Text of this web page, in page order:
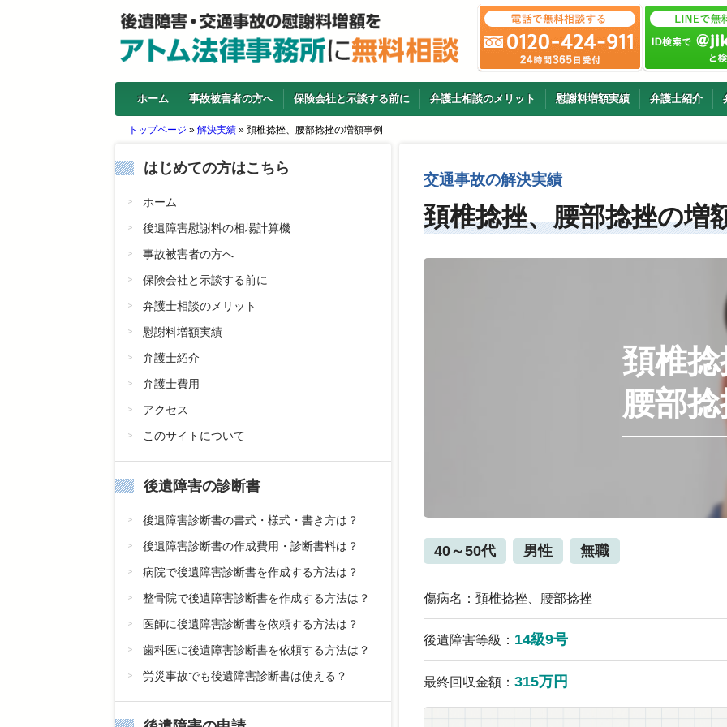
ホーム 事故被害者の方へ 保険会社と示談する前に 弁護士相談のメリット 慰謝料増額実績 弁護士紹介
トップページ » 解決実績» 頚椎捻挫、腰部捻挫の増額事例
交通事故の解決実績
頚椎捻挫、腰部捻挫の増
頚椎捻
腰部
40～50代 男性 無職
傷病名：頚椎捻挫、腰部捻挫
後遺障害等級： 14級9号
最終回収金額： 315万円
はじめての方はこちら
ホーム
後遺障害慰謝料の相場計算機
事故被害者の方へ
保険会社と示談する前に
弁護士相談のメリット
慰謝料増額実績
弁護士紹介
弁護士費用
アクセス
このサイトについて
後遺障害の診断書
後遺障害診断書の書式・様式・書き方は？
後遺障害診断書の作成費用・診断書料は？
病院で後遺障害診断書を作成する方法は？
整骨院で後遺障害診断書を作成する方法は？
医師に後遺障害診断書を依頼する方法は？
歯科医に後遺障害診断書を依頼する方法は？
労災事故でも後遺障害診断書は使える？